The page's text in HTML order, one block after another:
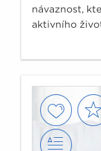
návaznost,
aktivního